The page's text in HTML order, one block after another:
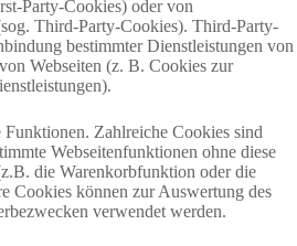
Party-Cookies) oder von
Third-Party-Cookies). Third-Party-
bestimmter Dienstleistungen von
Webseiten (z. B. Cookies zur
Funktionen. Zahlreiche Cookies sind
Webseitenfunktionen ohne diese
die Warenkorbfunktion oder die
Cookies können zur Auswertung des
verwendet werden.